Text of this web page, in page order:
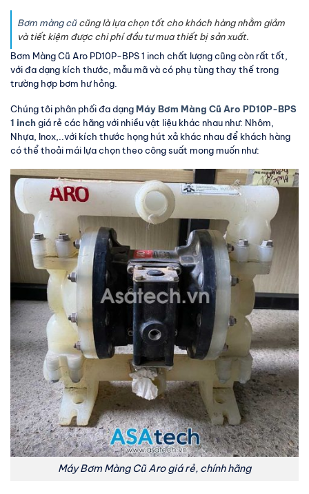
Bơm màng cũcũng là lựa chọn tốt cho khách hàng nhằm giảm
và tiết kiệm được chi phí đầu tư mua thiết bị sản xuất.
Bơm Màng Cũ Aro PD10P-BPS 1 inch chất lượng cũng còn rất tốt,
với đa dạng kích thước, mẫu mã và có phụ tùng thay thế trong
trường hợp bơm hư hỏng.
Chúng tôi phân phối đa dạng Máy Bơm Màng Cũ Aro PD10P-BPS
1 inchgiá rẻ các hãng với nhiều vật liệu khác nhau như: Nhôm,
Nhựa, Inox,..với kích thước họng hút xả khác nhau để khách hàng
có thể thoải mái lựa chọn theo công suất mong muốn như:
Máy Bơm Màng Cũ Aro giá rẻ, chính hãng